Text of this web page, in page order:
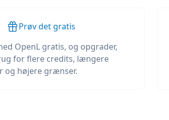
Prøv det gratis
OpenL gratis, og opgrader,
for flere credits, længere
og højere grænser.